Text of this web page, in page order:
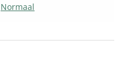
Normaal